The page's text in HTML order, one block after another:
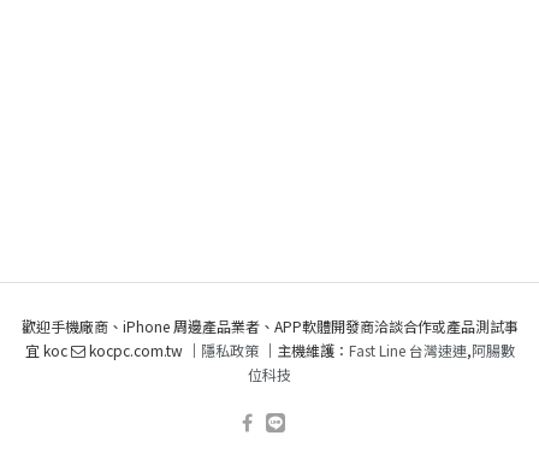
歡迎手機廠商、iPhone 周邊產品業者、APP軟體開發商洽談合作或產品測試事
宜 koc
kocpc.com.tw ｜ 隱私政策｜主機維護： Fast Line 台灣速連,阿腸數
位科技